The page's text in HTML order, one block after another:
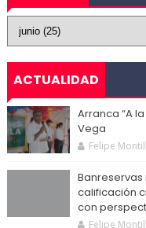
ACTUALIDAD
Arranca “A
Vega
Felipe
calificación
con
Felipe